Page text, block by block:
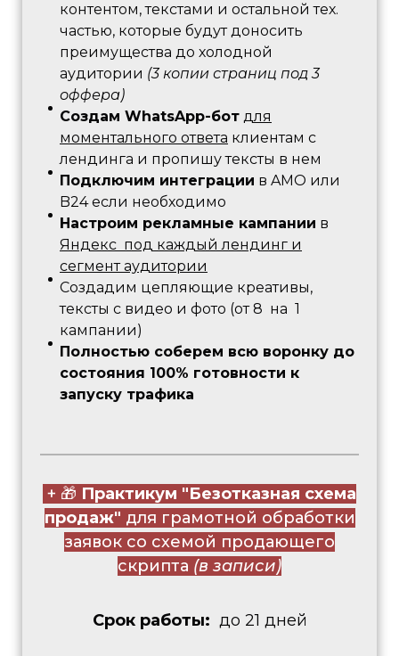
контентом, текстами и остальной тех.
частью, которые будут доносить
преимущества до холодной
аудитории (3 копии страниц под 3
оффера)
Создам WhatsApp-бот для
моментального ответа клиентам с
лендинга и пропишу тексты в нем
Подключим интеграции в AMO или
B24 если необходимо
Настроим рекламные кампании в
Яндекс под каждый лендинг и
сегмент аудитории
Создадим цепляющие креативы,
тексты с видео и фото (от 8 на 1
кампании)
Полностью соберем всю воронку до
состояния 100% готовности к
запуску трафика
+ 🎁 Практикум "Безотказная схема
продаж" для грамотной обработки
заявок со схемой продающего
скрипта (в записи)
Cрок работы: до 21 дней